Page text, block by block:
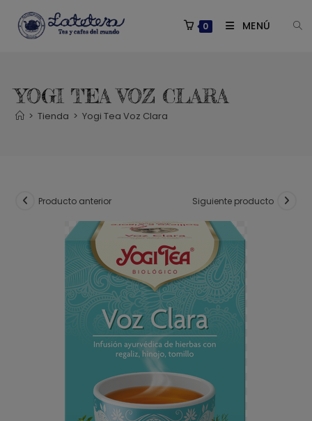
contenido
0 MENÚ
YOGI TEA VOZ CLARA
> Tienda > Yogi Tea Voz Clara
Producto anterior Siguiente producto